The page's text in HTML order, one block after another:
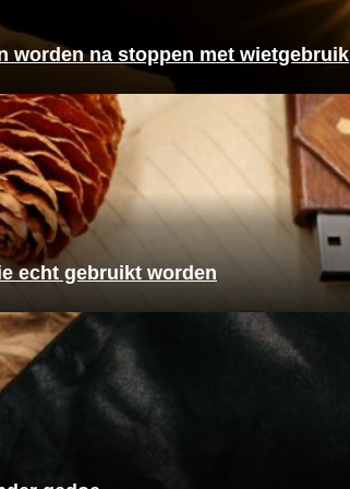
worden na stoppen met wietgebruik
echt gebruikt worden